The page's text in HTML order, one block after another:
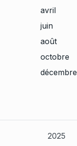
avril
juin
août
octobre
décembre
2025